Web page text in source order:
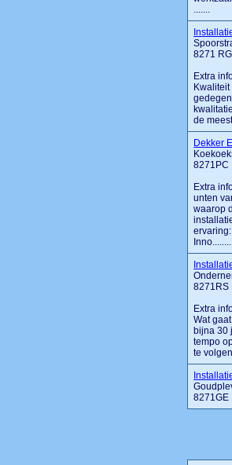
.......
8271
Extra
de
Dekker
8271PC
Extra
unten
waarop
Inno........
8271RS
Extra
Wat
bijna 30
tempo
te
8271GE